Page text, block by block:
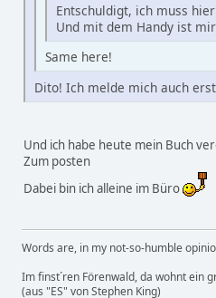
Entschuldigt, ich muss
Und mit dem Handy ist
Same here!
Dito! Ich melde mich auch
Und ich habe heute mein Buch
Zum posten
Dabei bin ich alleine im Büro
Words are, in my not-so-humble
Im finst´ren Förenwald, da wohnt ein
(aus "ES" von Stephen King)